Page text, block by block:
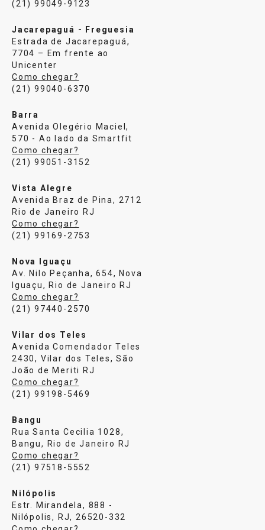
(21) 99049-9123
Jacarepaguá - Freguesia
Estrada de Jacarepaguá,
7704 – Em frente ao
Unicenter
Como chegar?
(21) 99040-6370
Barra
Avenida Olegério Maciel,
570 - Ao lado da Smartfit
Como chegar?
(21) 99051-3152
Vista Alegre
Avenida Braz de Pina, 2712
Rio de Janeiro RJ
Como chegar?
(21) 99169-2753
Nova Iguaçu
Av. Nilo Peçanha, 654, Nova
Iguaçu, Rio de Janeiro RJ
Como chegar?
(21) 97440-2570
Vilar dos Teles
Avenida Comendador Teles
2430, Vilar dos Teles, São
João de Meriti RJ
Como chegar?
(21) 99198-5469
Bangu
Rua Santa Cecilia 1028,
Bangu, Rio de Janeiro RJ
Como chegar?
(21) 97518-5552
Nilópolis
Estr. Mirandela, 888 -
Nilópolis, RJ, 26520-332